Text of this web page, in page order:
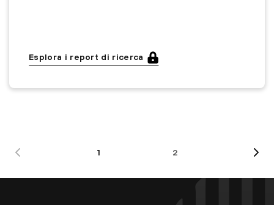
Esplora i report di ricerca
1 2